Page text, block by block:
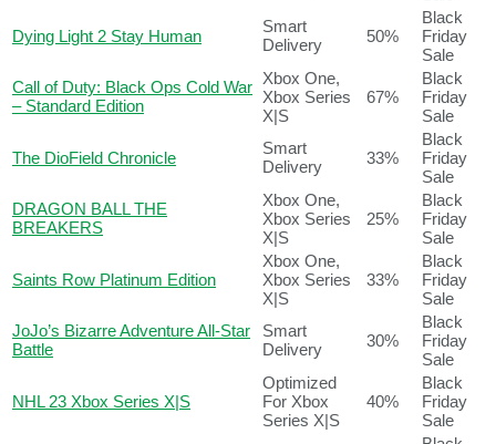
Dying Light 2 Stay Human
Smart
Delivery
50%
Black
Friday
Sale
Call of Duty: Black Ops Cold War
– Standard Edition
Xbox One,
Xbox Series
X|S
67%
Black
Friday
Sale
The DioField Chronicle
Smart
Delivery
33%
Black
Friday
Sale
DRAGON BALL THE
BREAKERS
Xbox One,
Xbox Series
X|S
25%
Black
Friday
Sale
Saints Row Platinum Edition
Xbox One,
Xbox Series
X|S
33%
Black
Friday
Sale
JoJo’s Bizarre Adventure All-Star
Battle
Smart
Delivery
30%
Black
Friday
Sale
NHL 23 Xbox Series X|S
Optimized
For Xbox
Series X|S
40%
Black
Friday
Sale